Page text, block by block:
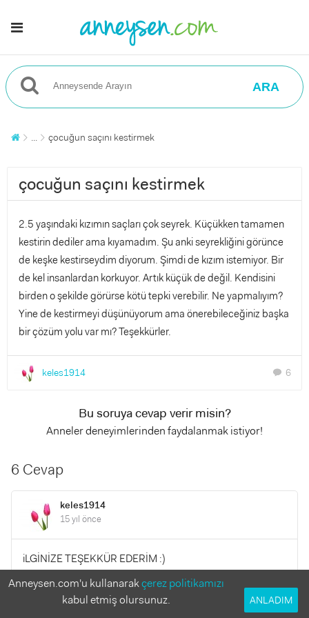
ARA
... çocuğun saçını kestirmek
çocuğun saçını kestirmek
2.5 yaşındaki kızımın saçları çok seyrek. Küçükken tamamen
kestirin dediler ama kıyamadım. Şu anki seyrekliğini görünce
de keşke kestirseydim diyorum. Şimdi de kızım istemiyor. Bir
de kel insanlardan korkuyor. Artık küçük de değil. Kendisini
birden o şekilde görürse kötü tepki verebilir. Ne yapmalıyım?
Yine de kestirmeyi düşünüyorum ama önerebileceğiniz başka
bir çözüm yolu var mı? Teşekkürler.
keles1914 chat 6
Bu soruya cevap verir misin?
Anneler deneyimlerinden faydalanmak istiyor!
6 Cevap
keles1914
15 yıl önce
iLGİNİZE TEŞEKKÜR EDERİM :)
YANITLA
0
Anneysen.com'u kullanarakçerez politikamızı
kabul etmiş olursunuz.
ANLADIM